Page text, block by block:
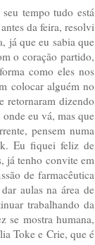
tempo tudo está
da feira, resolvi
já que eu sabia que
o coração partido,
como eles nos
colocar alguém no
retornaram dizendo
eu vá, mas que
pensem numa
Eu fiquei feliz de
já tenho convite em
de farmacêutica
aulas na área de
trabalhando da
se mostra humana,
Toke e Crie, que é